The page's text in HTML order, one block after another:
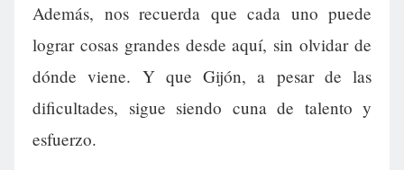
Además, nos recuerda que cada uno puede
lograr cosas grandes desde aquí, sin olvidar de
dónde viene. Y que Gijón, a pesar de las
dificultades, sigue siendo cuna de talento y
esfuerzo.